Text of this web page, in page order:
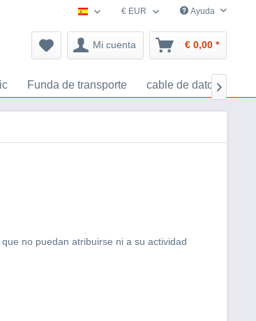
España accesorios-navegacion.es
€ EUR Ayuda
Mi cuenta € 0,00 *
Funda de transporte cable de datos
no puedan atribuirse ni a su actividad